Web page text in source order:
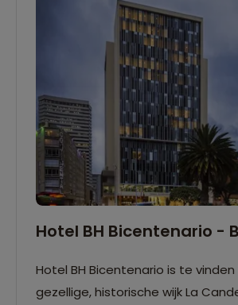
Hotel BH Bicentenario -
Hotel BH Bicentenario is te vinden
gezellige, historische wijk La